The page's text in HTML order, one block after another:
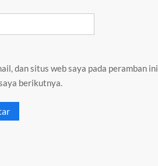
dan situs web saya pada peramban ini
berikutnya.